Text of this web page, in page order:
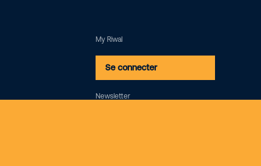
My Riwal
Se connecter
Newsletter